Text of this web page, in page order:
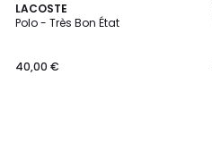
LACOSTE
Polo - Très Bon État
40,00 €